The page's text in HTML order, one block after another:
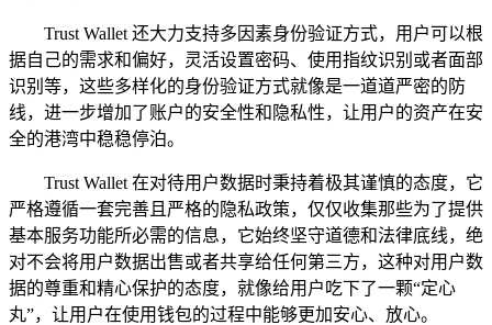
Trust Wallet 还大力支持多因素身份验证方式，用户可以根
据自己的需求和偏好，灵活设置密码、使用指纹识别或者面部
识别等，这些多样化的身份验证方式就像是一道道严密的防
线，进一步增加了账户的安全性和隐私性，让用户的资产在安
全的港湾中稳稳停泊。
Trust Wallet 在对待用户数据时秉持着极其谨慎的态度，它
严格遵循一套完善且严格的隐私政策，仅仅收集那些为了提供
基本服务功能所必需的信息，它始终坚守道德和法律底线，绝
对不会将用户数据出售或者共享给任何第三方，这种对用户数
据的尊重和精心保护的态度，就像给用户吃下了一颗“定心
丸”，让用户在使用钱包的过程中能够更加安心、放心。